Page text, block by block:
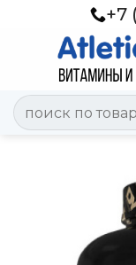
+7
Искать: